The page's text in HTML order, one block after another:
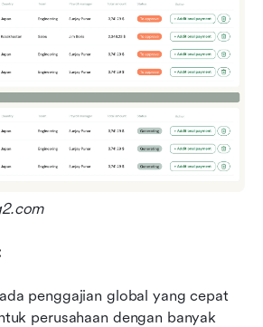
penggajian global yang cepat
perusahaan dengan banyak